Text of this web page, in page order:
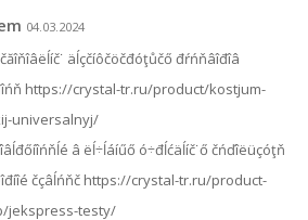
04.03.2024
äĺçčíôčöčđóţůčő đŕńňâîđîâ
https://crystal-tr.ru/product/kostjum-
universalnyj/
â ëĺ÷ĺáíűő ó÷đĺćäĺíč˙ő čńďîëüçóţň
čçâĺńňč https://crystal-tr.ru/product-
jekspress-testy/